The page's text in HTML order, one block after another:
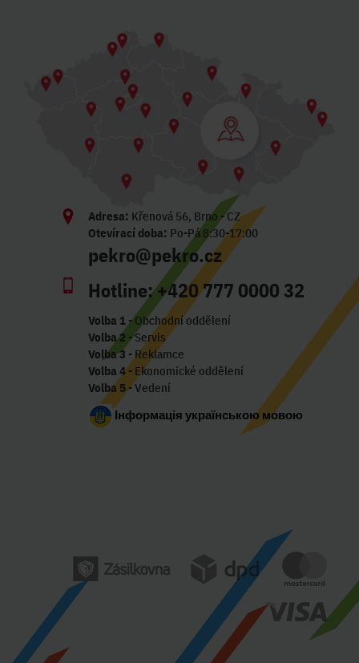
Adresa: Křenová 56, Brno - CZ
Otevírací doba: Po-Pá 8:30-17:00
pekro@pekro.cz
Hotline:+420 777 0000 32
Volba 1- Obchodní oddělení
Volba 2 - Servis
Volba 3 - Reklamce
Volba 4- Ekonomické oddělení
Volba 5- Vedení
Інформація українською мовою